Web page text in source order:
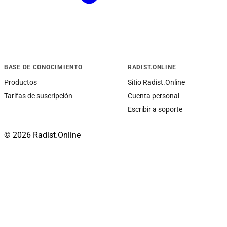
BASE DE CONOCIMIENTO
Productos
Tarifas de suscripción
RADIST.ONLINE
Sitio Radist.Online
Cuenta personal
Escribir a soporte
© 2026 Radist.Online